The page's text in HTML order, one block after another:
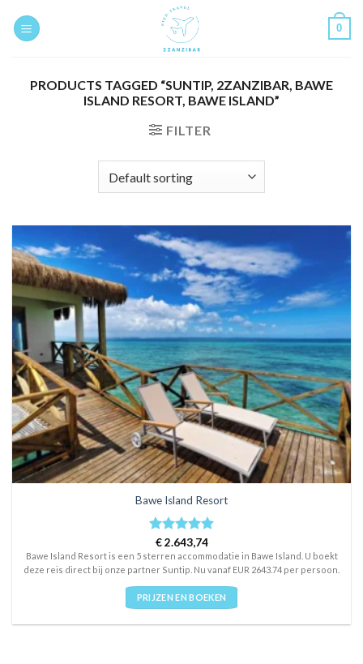
0
PRODUCTS TAGGED “SUNTIP, 2ZANZIBAR, BAWE
ISLAND RESORT, BAWE ISLAND”
FILTER
Bawe Island Resort
Rated5
out of 5
€2.643,74
Bawe Island Resort is een 5 sterren accommodatie in Bawe Island. U boekt
deze reis direct bij onze partner Suntip. Nu vanaf EUR 2643.74 per persoon.
PRIJZEN EN BOEKEN